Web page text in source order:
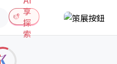
享
探
索